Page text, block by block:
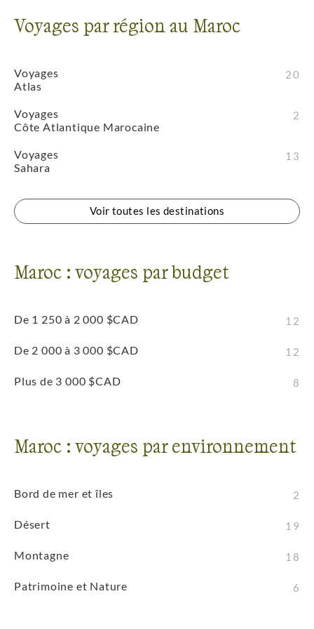
Voyages par région au Maroc
Voyages
Atlas
20
Voyages
Côte Atlantique Marocaine
2
Voyages
Sahara
13
Voir toutes les destinations
Maroc : voyages par budget
De 1 250 à 2 000 $CAD 12
De 2 000 à 3 000 $CAD 12
Plus de 3 000 $CAD 8
Maroc : voyages par environnement
Bord de mer et îles 2
Désert 19
Montagne 18
Patrimoine et Nature 6